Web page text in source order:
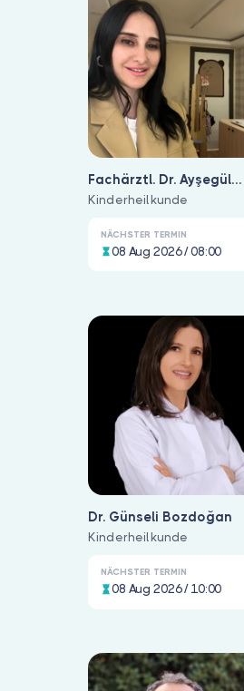
Fachärztl. Dr. Ayşegül
Örencik
Kinderheilkunde
NÄCHSTER TERMIN
08 Aug 2026 / 08:00
Dr. Günseli Bozdoğan
Kinderheilkunde
NÄCHSTER TERMIN
08 Aug 2026 / 10:00